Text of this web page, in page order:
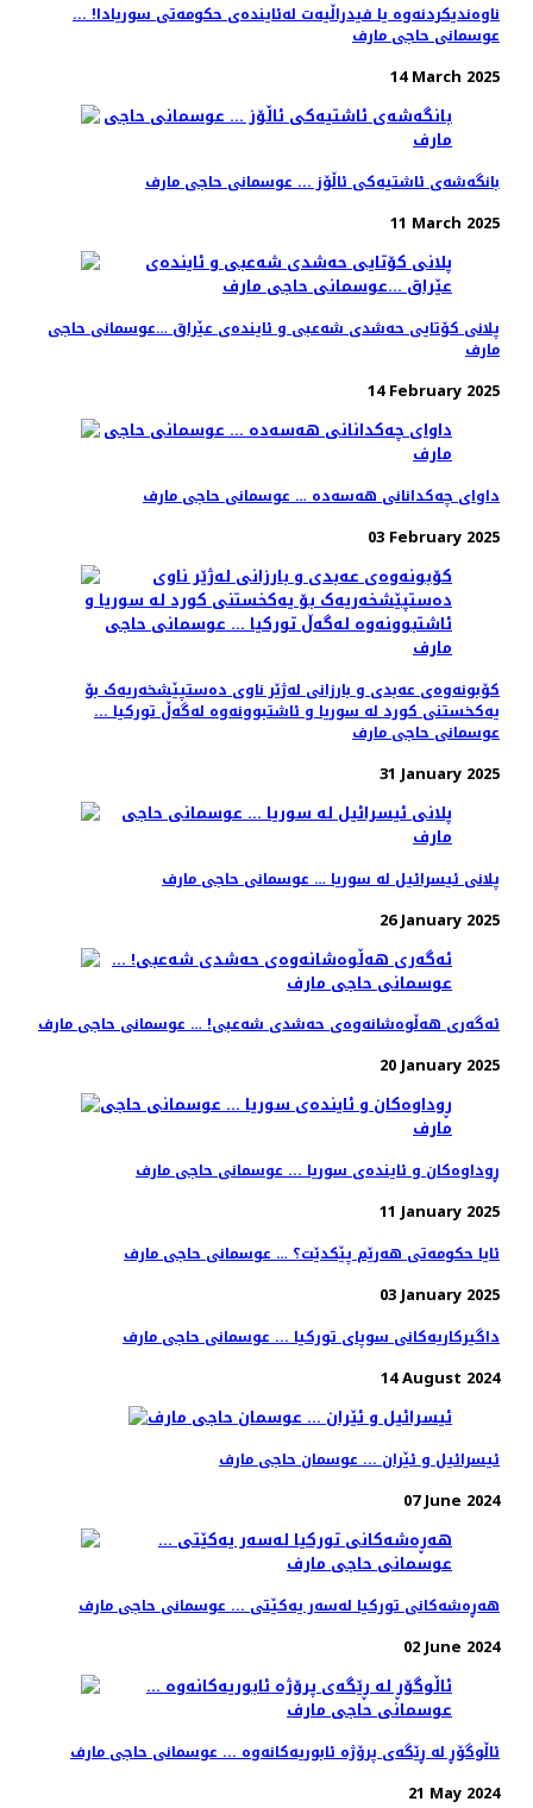
ناوەندیکردنەوە یا فیدراڵیەت لەئایندەی حکومەتی سوریادا! ...
عوسمانی حاجی مارف
14 March 2025
بانگەشەی ئاشتیەکی ئاڵۆز ... عوسمانی حاجی مارف
11 March 2025
پلانی کۆتایی حەشدی شەعبی و ئایندەی عێراق …عوسمانی حاجی
مارف
14 February 2025
داوای چەکدانانی هەسەدە … عوسمانی حاجی مارف
03 February 2025
کۆبونەوەی عەبدی و بارزانی لەژێر ناوی دەستپێشخەریەک بۆ
یەکخستنی کورد لە سوریا و ئاشتبوونەوە لەگەڵ تورکیا ...
عوسمانی حاجی مارف
31 January 2025
پلانی ئیسرائیل لە سوریا … عوسمانی حاجی مارف
26 January 2025
ئەگەری هەڵوەشانەوەی حەشدی شەعبی! … عوسمانی حاجی مارف
20 January 2025
ڕوداوەکان و ئایندەی سوریا ... عوسمانی حاجی مارف
11 January 2025
ئایا حکومەتی هەرێم پێکدێت؟ … عوسمانی حاجی مارف
03 January 2025
داگیرکاریەکانی سوپای تورکیا ... عوسمانی حاجی مارف
14 August 2024
ئیسرائیل و ئێران ... عوسمان حاجی مارف
07 June 2024
هەڕەشەکانی تورکیا لەسەر یەکێتی ... عوسمانی حاجی مارف
02 June 2024
ئاڵوگۆڕ لە ڕێگەی پرۆژە ئابوریەکانەوە ... عوسمانی حاجی مارف
21 May 2024